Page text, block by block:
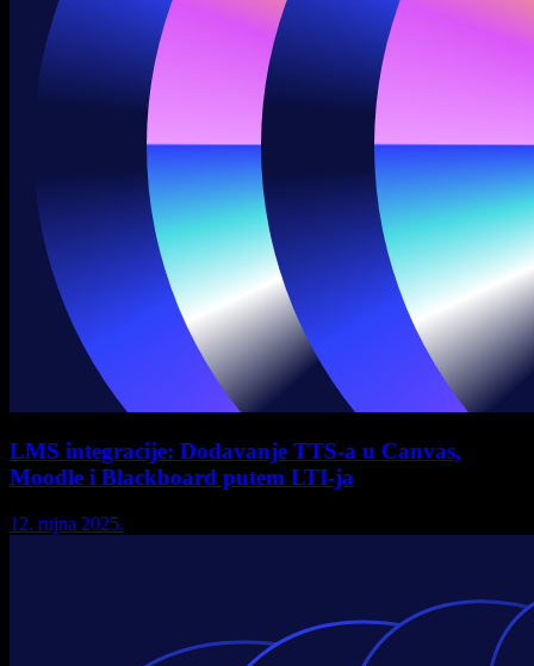
LMS integracije: Dodavanje TTS-a u Canvas,
Moodle i Blackboard putem LTI-ja
12. rujna 2025.